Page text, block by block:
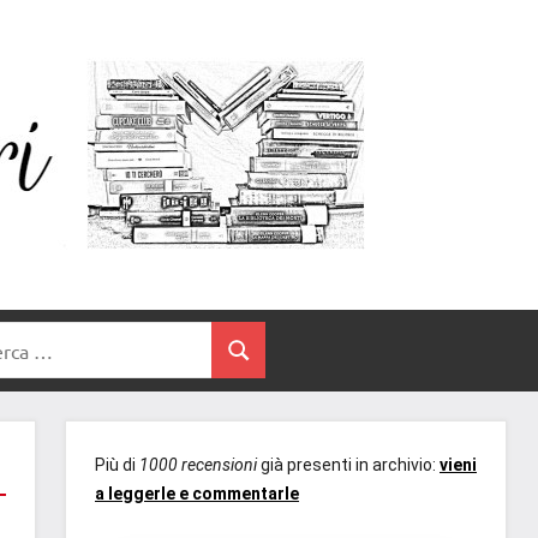
Tra
I
Libri
Recensioni,
anteprime,
Cerca
Più di 1000 recensionigià presenti in archivio: vieni
a leggerle e commentarle